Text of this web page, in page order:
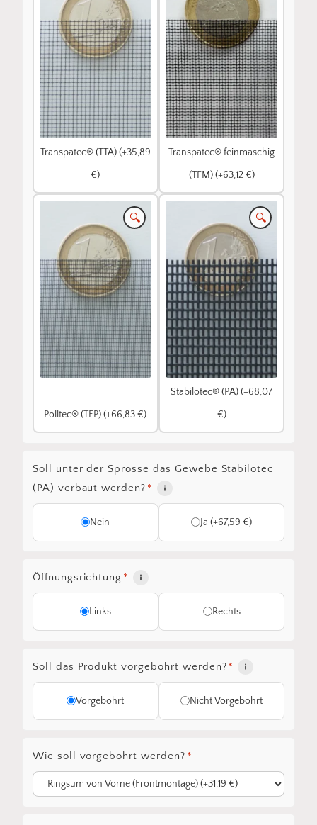
Transpatec® (TTA) (+35,89
€)
Transpatec® feinmaschig
(TFM) (+63,12 €)
🔍
Polltec® (TFP) (+66,83 €)
🔍
Stabilotec® (PA) (+68,07
€)
Soll unter der Sprosse das Gewebe Stabilotec
(PA) verbaut werden? *
Nein Ja (+67,59 €)
Öffnungsrichtung *
Links Rechts
Soll das Produkt vorgebohrt werden?*
Vorgebohrt Nicht Vorgebohrt
Wie soll vorgebohrt werden? *